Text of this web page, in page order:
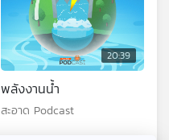
20:39
พลังงานน้ำ
สะอาด Podcast